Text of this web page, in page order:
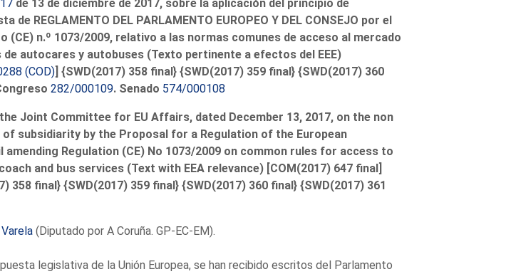
de 13 de diciembre de 2017, sobre la aplicación del principio de
de REGLAMENTO DEL PARLAMENTO EUROPEO Y DEL CONSEJO por el
(CE) n.º 1073/2009, relativo a las normas comunes de acceso al mercado
autocares y autobuses (Texto pertinente a efectos del EEE)
(COD)] {SWD(2017) 358 final} {SWD(2017) 359 final} {SWD(2017) 360
282/000109. Senado 574/000108
Joint Committee for EU Affairs, dated December 13, 2017, on the non
subsidiarity by the Proposal for a Regulation of the European
Regulation (CE) No 1073/2009 on common rules for access to
and bus services (Text with EEA relevance) [COM(2017) 647 final]
358 final} {SWD(2017) 359 final} {SWD(2017) 360 final} {SWD(2017) 361
(Diputado por A Coruña. GP-EC-EM).
legislativa de la Unión Europea, se han recibido escritos del Parlamento